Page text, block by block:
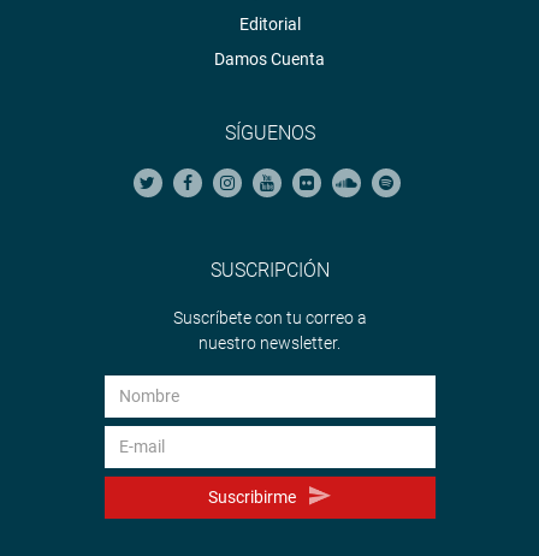
Editorial
Damos Cuenta
SÍGUENOS
SUSCRIPCIÓN
Suscríbete con tu correo a
nuestro newsletter.
Suscribirme